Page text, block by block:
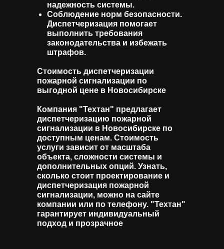
надежность системы.
Соблюдение норм безопасности.
Диспетчеризация помогает
выполнить требования
законодательства и избежать
штрафов.
Стоимость диспетчеризации
пожарной сигнализации по
выгодной цене в Новосибирске
Компания "Техтан" предлагает
диспетчеризацию пожарной
сигнализации в Новосибирске по
доступным ценам. Стоимость
услуги зависит от масштаба
объекта, сложности системы и
дополнительных опций. Узнать,
сколько стоит проектирование и
диспетчеризация пожарной
сигнализации, можно на сайте
компании или по телефону. "Техтан"
гарантирует индивидуальный
подход и прозрачное